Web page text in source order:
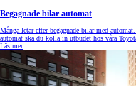
Begagnade bilar automat
Många letar efter begagnade bilar med
automat ska du kolla in utbudet hos våra
Läs mer